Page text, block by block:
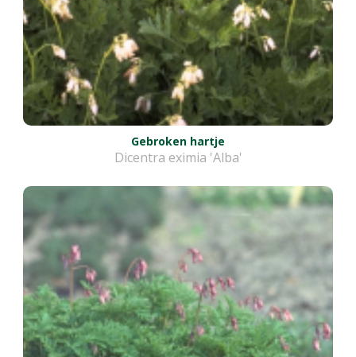
Gebroken hartje
Dicentra eximia 'Alba'